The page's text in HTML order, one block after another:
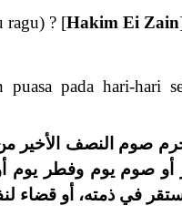
ragu) ? [Hakim Ei Zain
pada hari-hari
صوم النصف الأخير
أو صوم يوم وفطر يوم
في ذمته، أو قضاء